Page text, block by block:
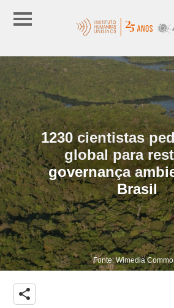
1230 cientistas
global para
governança
Brasil
Fonte: Wimedia
share